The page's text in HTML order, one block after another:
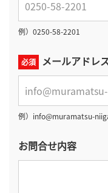
例）0250-58-2201
必須 メールアドレ
例）info@muramatsu-
お問合せ内容